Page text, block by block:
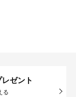
ゼント
る